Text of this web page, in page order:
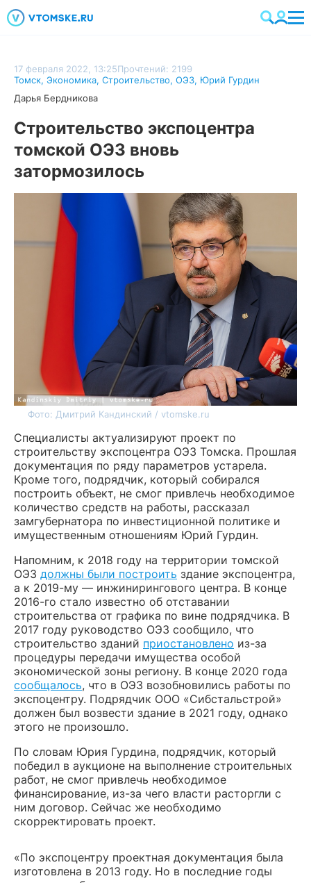
17 февраля 2022, 13:25Прочтений: 2199
Томск, Экономика, Строительство, ОЭЗ, Юрий Гурдин
Дарья Бердникова
Строительство экспоцентра
томской ОЭЗ вновь
затормозилось
Фото: Дмитрий Кандинский / vtomske.ru
Специалисты актуализируют проект по
строительству экспоцентра ОЭЗ Томска. Прошлая
документация по ряду параметров устарела.
Кроме того, подрядчик, который собирался
построить объект, не смог привлечь необходимое
количество средств на работы, рассказал
замгубернатора по инвестиционной политике и
имущественным отношениям Юрий Гурдин.
Напомним, к 2018 году на территории томской
ОЭЗ должны были построить здание экспоцентра,
а к 2019-му — инжинирингового центра. В конце
2016-го стало известно об отставании
строительства от графика по вине подрядчика. В
2017 году руководство ОЭЗ сообщило, что
строительство зданий приостановлено из-за
процедуры передачи имущества особой
экономической зоны региону. В конце 2020 года
сообщалось, что в ОЭЗ возобновились работы по
экспоцентру. Подрядчик ООО «Сибстальстрой»
должен был возвести здание в 2021 году, однако
этого не произошло.
По словам Юрия Гурдина, подрядчик, который
победил в аукционе на выполнение строительных
работ, не смог привлечь необходимое
финансирование, из-за чего власти расторгли с
ним договор. Сейчас же необходимо
скорректировать проект.
«По экспоцентру проектная документация была
изготовлена в 2013 году. Но в последние годы